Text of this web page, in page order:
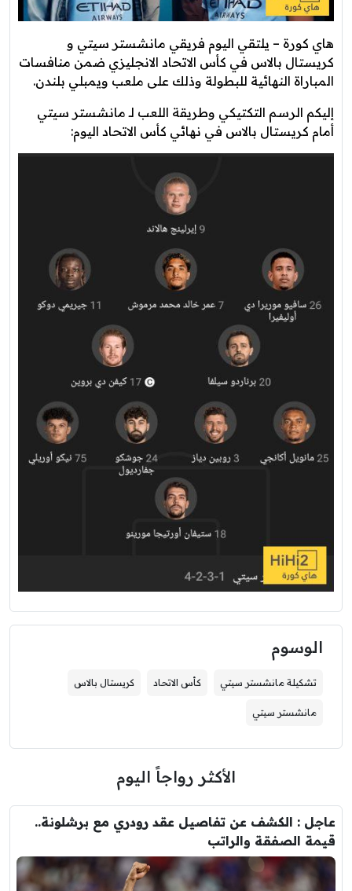
هاي كورة – يلتقي اليوم فريقي مانشستر سيتي و
كريستال بالاس في كأس الاتحاد الانجليزي ضمن منافسات
المباراة النهائية للبطولة وذلك على ملعب ويمبلي بلندن.
إليكم الرسم التكتيكي وطريقة اللعب لـ مانشستر سيتي
أمام كريستال بالاس في نهائي كأس الاتحاد اليوم:
الوسوم
تشكيلة مانشستر سيتي كأس الاتحاد كريستال بالاس
مانشستر سيتي
الأكثر رواجاً اليوم
عاجل : الكشف عن تفاصيل عقد رودري مع برشلونة..
قيمة الصفقة والراتب